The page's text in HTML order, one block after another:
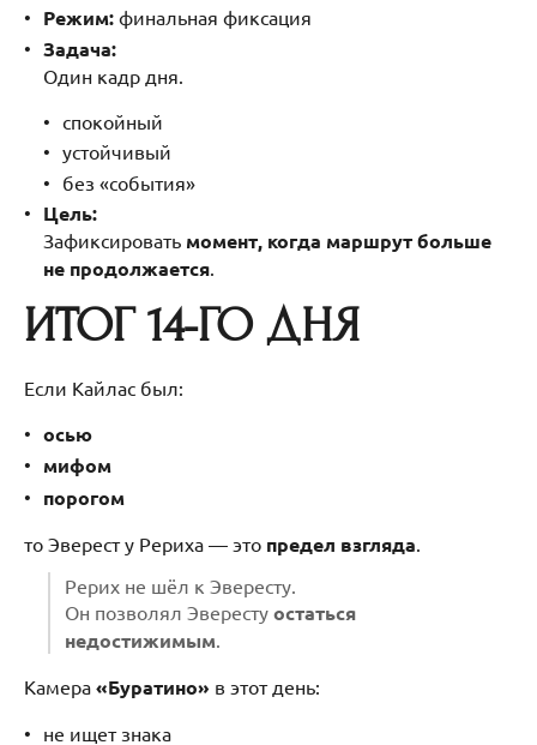
Режим: финальная фиксация
Задача:
Один кадр дня.
спокойный
устойчивый
без «события»
Цель:
Зафиксировать момент, когда маршрут больше
не продолжается
ИТОГ 14-ГО ДНЯ
Если Кайлас был:
осью
мифом
порогом
то Эверест у Рериха — это предел взгляда
Рерих не шёл к Эвересту.
Он позволял Эвересту остаться
недостижимым
Камера «Буратино» в этот день:
не ищет знака